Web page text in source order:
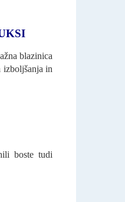
blazinica
izboljšanja in
boste tudi